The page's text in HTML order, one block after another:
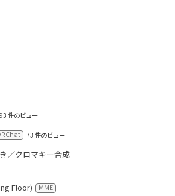
件のビュー
73 件のビュー
／クロマキー合成
Floor)
MME